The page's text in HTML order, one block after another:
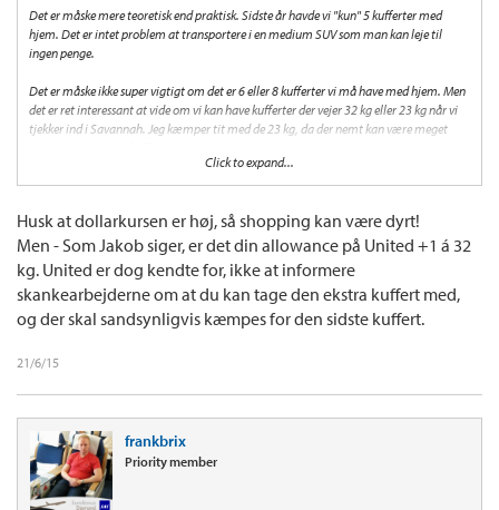
Det er måske mere teoretisk end praktisk. Sidste år havde vi "kun" 5 kufferter med
hjem. Det er intet problem at transportere i en medium SUV som man kan leje til
ingen penge.
Det er måske ikke super vigtigt om det er 6 eller 8 kufferter vi må have med hjem. Men
det er ret interessant at vide om vi kan have kufferter der vejer 32 kg eller 23 kg når vi
tjekker ind i Savannah. Jeg kæmper tit med de 23 kg, da der nemt kan være meget
Jakob, kender du noget til reglerne om det når det er connecting flights og billetten er
når jeg flyver CPH-IAD-SAV vil det jo ikke være noget problem at have 1 (sas go) + 2
ekstra kufferter med (SAS Gold). På den tur er der jo også en United flyver hvor
baggagen skal videre på.
Click to expand...
Husk at dollarkursen er høj, så shopping kan være dyrt!
Men - Som Jakob siger, er det din allowance på United +1 á 32
kg. United er dog kendte for, ikke at informere
skankearbejderne om at du kan tage den ekstra kuffert med,
og der skal sandsynligvis kæmpes for den sidste kuffert.
21/6/15
frankbrix
Priority member